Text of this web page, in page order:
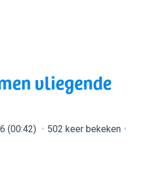
vliegende
(00:42)
502 keer bekeken